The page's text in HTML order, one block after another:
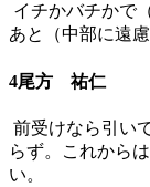
イチかバチかで
あと（中部に遠
4尾方 祐仁
前受けなら引い
らず。これから
い。